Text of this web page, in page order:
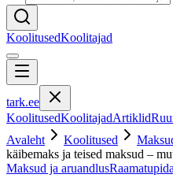
KoolitusedKoolitajad
tark.ee
KoolitusedKoolitajadArtiklid
Avaleht
Koolitused
käibemaks ja teised maksud –
Maksud ja aruandlus